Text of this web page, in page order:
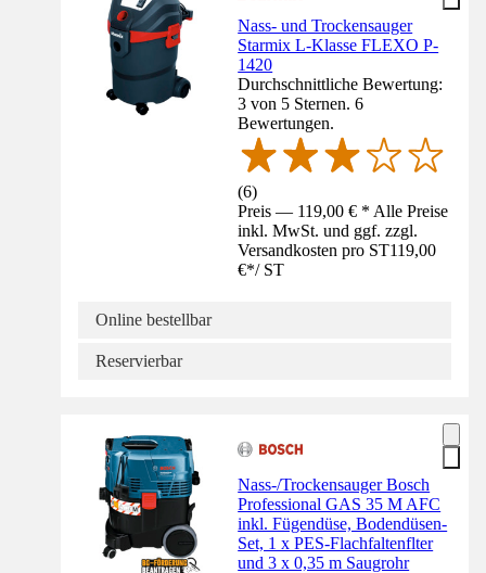
Nass- und Trockensauger
Starmix L-Klasse FLEXO P-
1420
Durchschnittliche Bewertung:
3 von 5 Sternen. 6
Bewertungen.
(6)
Preis — 119,00 € * Alle Preise
inkl. MwSt. und ggf. zzgl.
Versandkosten pro ST119,00
€*/ ST
Online bestellbar
Reservierbar
Nass-/Trockensauger Bosch
Professional GAS 35 M AFC
inkl. Fügendüse, Bodendüsen-
Set, 1 x PES-Flachfaltenflter
und 3 x 0,35 m Saugrohr